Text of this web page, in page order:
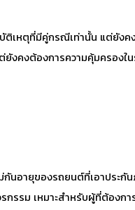
เหตุที่มีคู่กรณีเท่านั้น แต่ยังค
งคงต้องการความคุ้มครองใ
อายุของรถยนต์ที่เอาประกั
รรม เหมาะสำหรับผู้ที่ต้องก